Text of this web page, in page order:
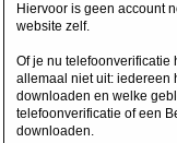
Hiervoor is geen account
website zelf.
Of je nu telefoonverificatie
allemaal niet uit: iedereen
downloaden en welke
telefoonverificatie of een
downloaden.